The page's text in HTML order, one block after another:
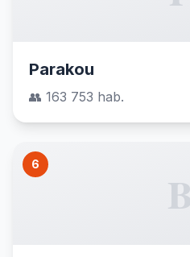
Parakou
👥 163 753 hab.
6
B